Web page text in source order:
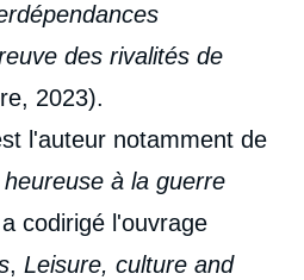
des rivalités de
2023).
l'auteur notamment de
à la guerre
codirigé l'ouvrage
, Leisure, culture and